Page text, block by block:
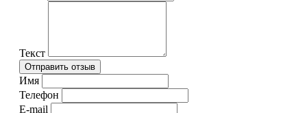
Текст
Имя
Телефон
E-mail